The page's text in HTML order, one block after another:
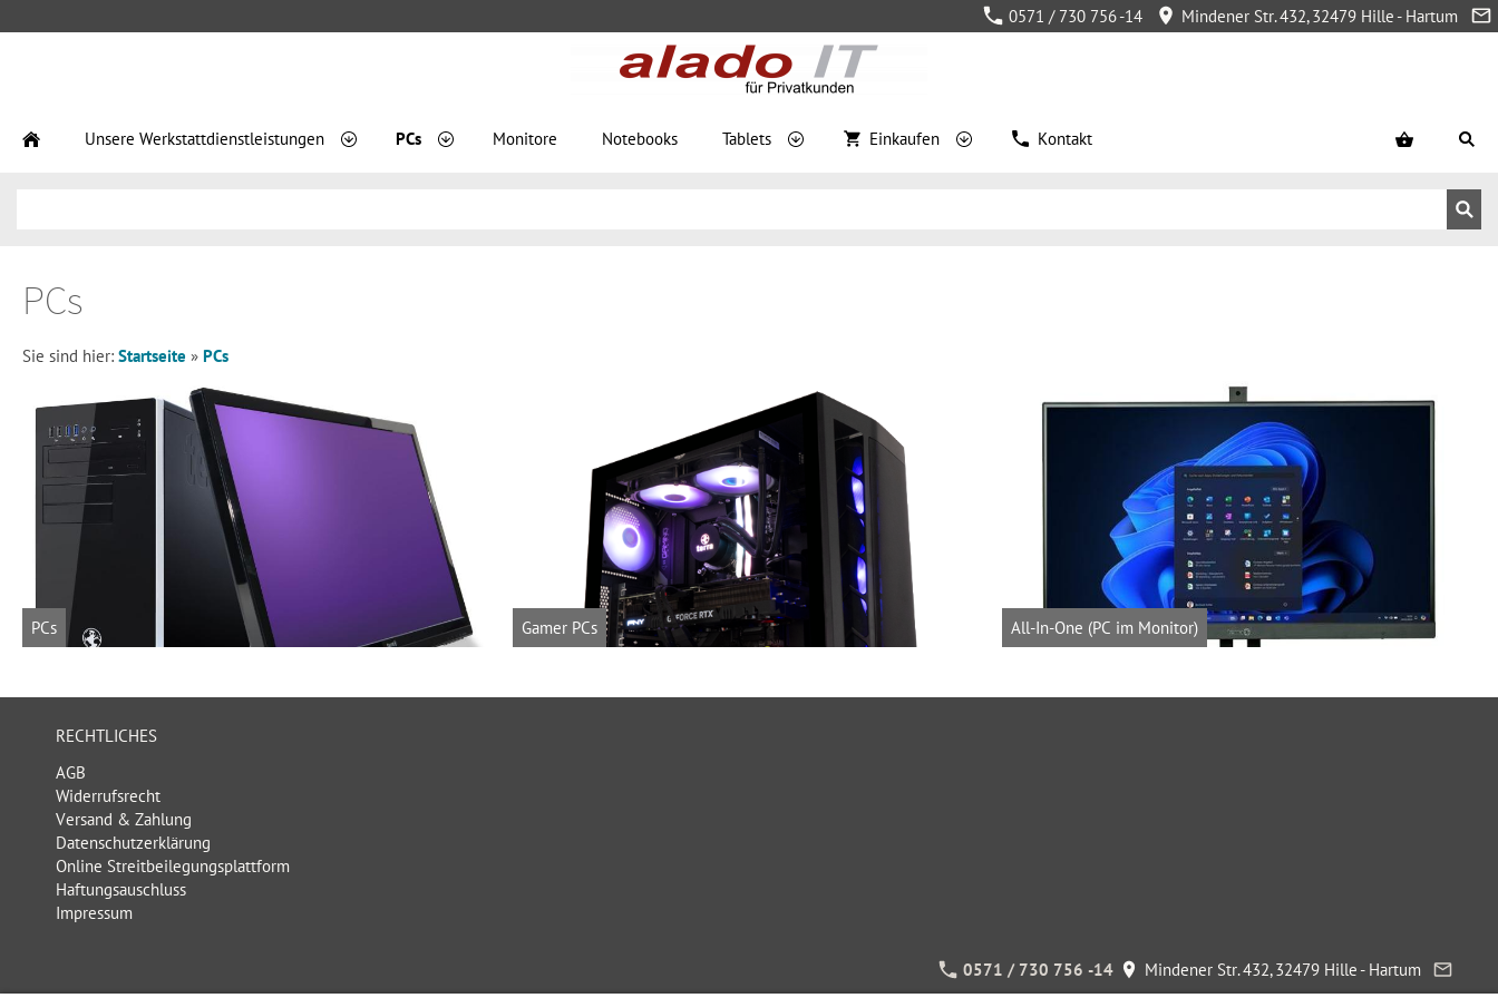
0571 / 730 756 -14 Mindener Str. 432, 32479 Hille - Hartum
Unsere Werkstattdienstleistungen PCs Monitore Notebooks Tablets Einkaufen Kontakt
PCs
Sie sind hier: Startseite » PCs
PCs Gamer PCs All-In-One (PC im Monitor)
RECHTLICHES
AGB
Widerrufsrecht
Versand & Zahlung
Datenschutzerklärung
Online Streitbeilegungsplattform
Haftungsauschluss
Impressum
0571 / 730 756 -14 Mindener Str. 432, 32479 Hille - Hartum